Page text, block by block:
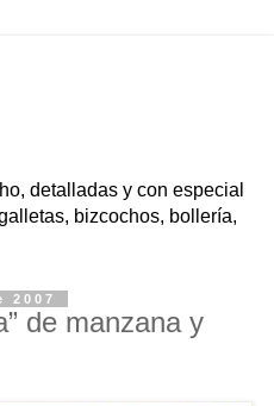
detalladas y con especial
bizcochos, bollería,
2007
de manzana y